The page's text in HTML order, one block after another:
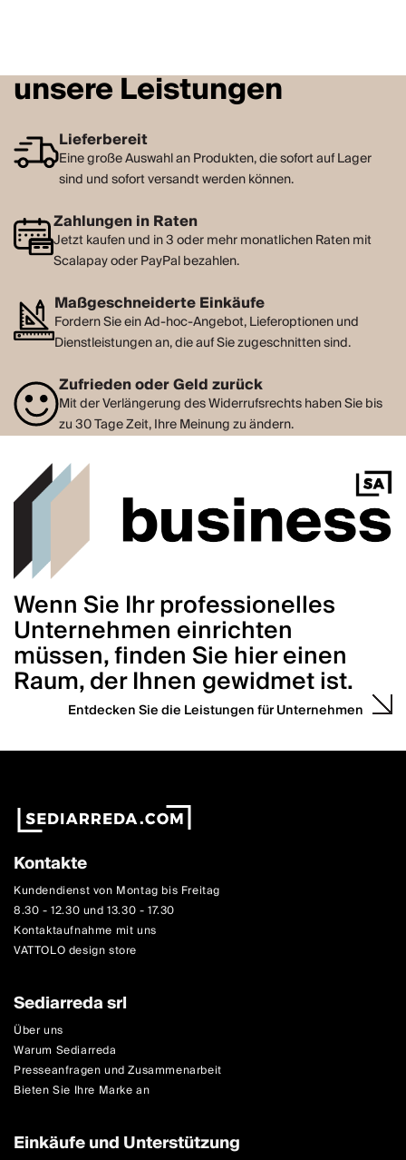
unsere Leistungen
Lieferbereit
Eine große Auswahl an Produkten, die sofort auf Lager
sind und sofort versandt werden können.
Zahlungen in Raten
Jetzt kaufen und in 3 oder mehr monatlichen Raten mit
Scalapay oder PayPal bezahlen.
Maßgeschneiderte Einkäufe
Fordern Sie ein Ad-hoc-Angebot, Lieferoptionen und
Dienstleistungen an, die auf Sie zugeschnitten sind.
Zufrieden oder Geld zurück
Mit der Verlängerung des Widerrufsrechts haben Sie bis
zu 30 Tage Zeit, Ihre Meinung zu ändern.
Wenn Sie Ihr professionelles
Unternehmen einrichten
müssen, finden Sie hier einen
Raum, der Ihnen gewidmet ist.
Entdecken Sie die Leistungen für Unternehmen
Kontakte
Kundendienst von Montag bis Freitag
8.30 - 12.30 und 13.30 - 17.30
Kontaktaufnahme mit uns
VATTOLO design store
Sediarreda srl
Über uns
Warum Sediarreda
Presseanfragen und Zusammenarbeit
Bieten Sie Ihre Marke an
Einkäufe und Unterstützung